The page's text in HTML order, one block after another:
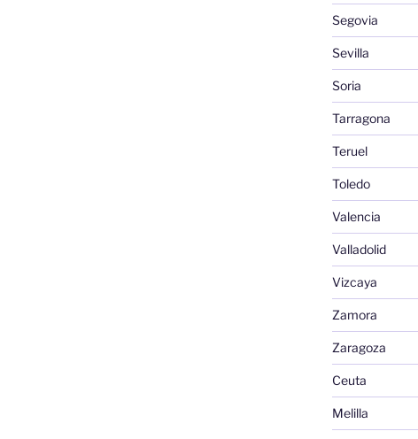
Segovia
Sevilla
Soria
Tarragona
Teruel
Toledo
Valencia
Valladolid
Vizcaya
Zamora
Zaragoza
Ceuta
Melilla